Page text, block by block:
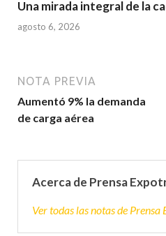
Una mirada integral de la
agosto 6, 2026
NOTA PREVIA
Aumentó 9% la demanda
de carga aérea
Acerca de Prensa
Ver todas las notas de